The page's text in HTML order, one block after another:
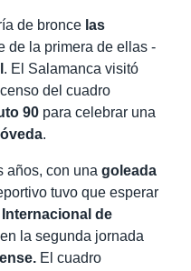
de bronce las
de la primera de ellas -
. El Salamanca visitó
del cuadro
90 para celebrar una
.
años, con unagoleada
tuvo que esperar
de
la segunda jornada
El cuadro